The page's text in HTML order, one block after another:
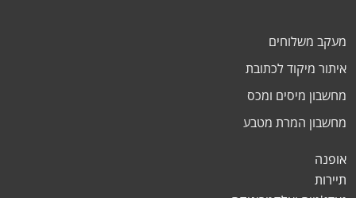
מעקב משלוחים
איתור מיקוד לכתובת
מחשבון מיסים ומכס
מחשבון המרת מטבע
אופנה
תיירות